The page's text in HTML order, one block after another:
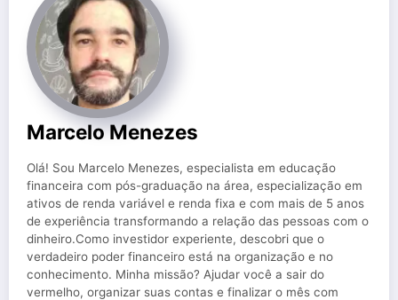
Marcelo Menezes
Olá! Sou Marcelo Menezes, especialista em educação
financeira com pós-graduação na área, especialização em
ativos de renda variável e renda fixa e com mais de 5 anos
de experiência transformando a relação das pessoas com o
dinheiro.Como investidor experiente, descobri que o
verdadeiro poder financeiro está na organização e no
conhecimento. Minha missão? Ajudar você a sair do
vermelho, organizar suas contas e finalizar o mês com